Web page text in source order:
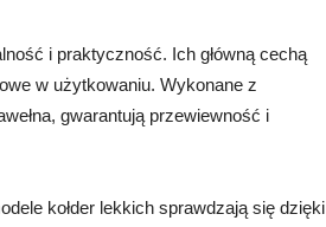
i praktyczność. Ich główną cechą
w użytkowaniu. Wykonane z
gwarantują przewiewność i
kołder lekkich sprawdzają się dzięki